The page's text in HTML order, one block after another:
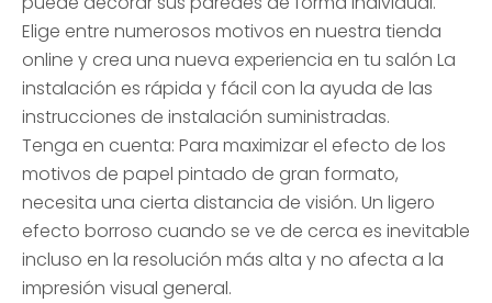
Elige entre numerosos motivos en nuestra tienda
online y crea una nueva experiencia en tu salón La
instalación es rápida y fácil con la ayuda de las
instrucciones de instalación suministradas.
Tenga en cuenta: Para maximizar el efecto de los
motivos de papel pintado de gran formato,
necesita una cierta distancia de visión. Un ligero
efecto borroso cuando se ve de cerca es inevitable
incluso en la resolución más alta y no afecta a la
impresión visual general.